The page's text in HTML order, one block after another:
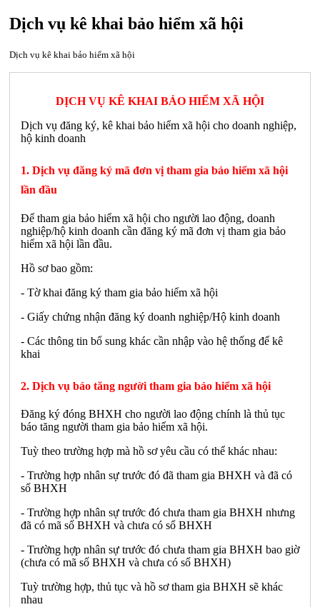
Dịch vụ kê khai bảo hiểm xã hội
Dịch vụ kê khai bảo hiểm xã hội
DỊCH VỤ KÊ KHAI BẢO HIỂM XÃ HỘI
Dịch vụ đăng ký, kê khai bảo hiểm xã hội cho doanh nghiệp,
hộ kinh doanh
1. Dịch vụ đăng ký mã đơn vị tham gia bảo hiểm xã hội
lần đầu
Để tham gia bảo hiểm xã hội cho người lao động, doanh
nghiệp/hộ kinh doanh cần đăng ký mã đơn vị tham gia bảo
hiểm xã hội lần đầu.
Hồ sơ bao gồm:
- Tờ khai đăng ký tham gia bảo hiểm xã hội
- Giấy chứng nhận đăng ký doanh nghiệp/Hộ kinh doanh
- Các thông tin bổ sung khác cần nhập vào hệ thống để kê
khai
2. Dịch vụ báo tăng người tham gia bảo hiểm xã hội
Đăng ký đóng BHXH cho người lao động chính là thủ tục
báo tăng người tham gia bảo hiểm xã hội.
Tuỳ theo trường hợp mà hồ sơ yêu cầu có thể khác nhau:
- Trường hợp nhân sự trước đó đã tham gia BHXH và đã có
sổ BHXH
- Trường hợp nhân sự trước đó chưa tham gia BHXH nhưng
đã có mã số BHXH và chưa có sổ BHXH
- Trường hợp nhân sự trước đó chưa tham gia BHXH bao giờ
(chưa có mã số BHXH và chưa có sổ BHXH)
Tuỳ trường hợp, thủ tục và hồ sơ tham gia BHXH sẽ khác
nhau